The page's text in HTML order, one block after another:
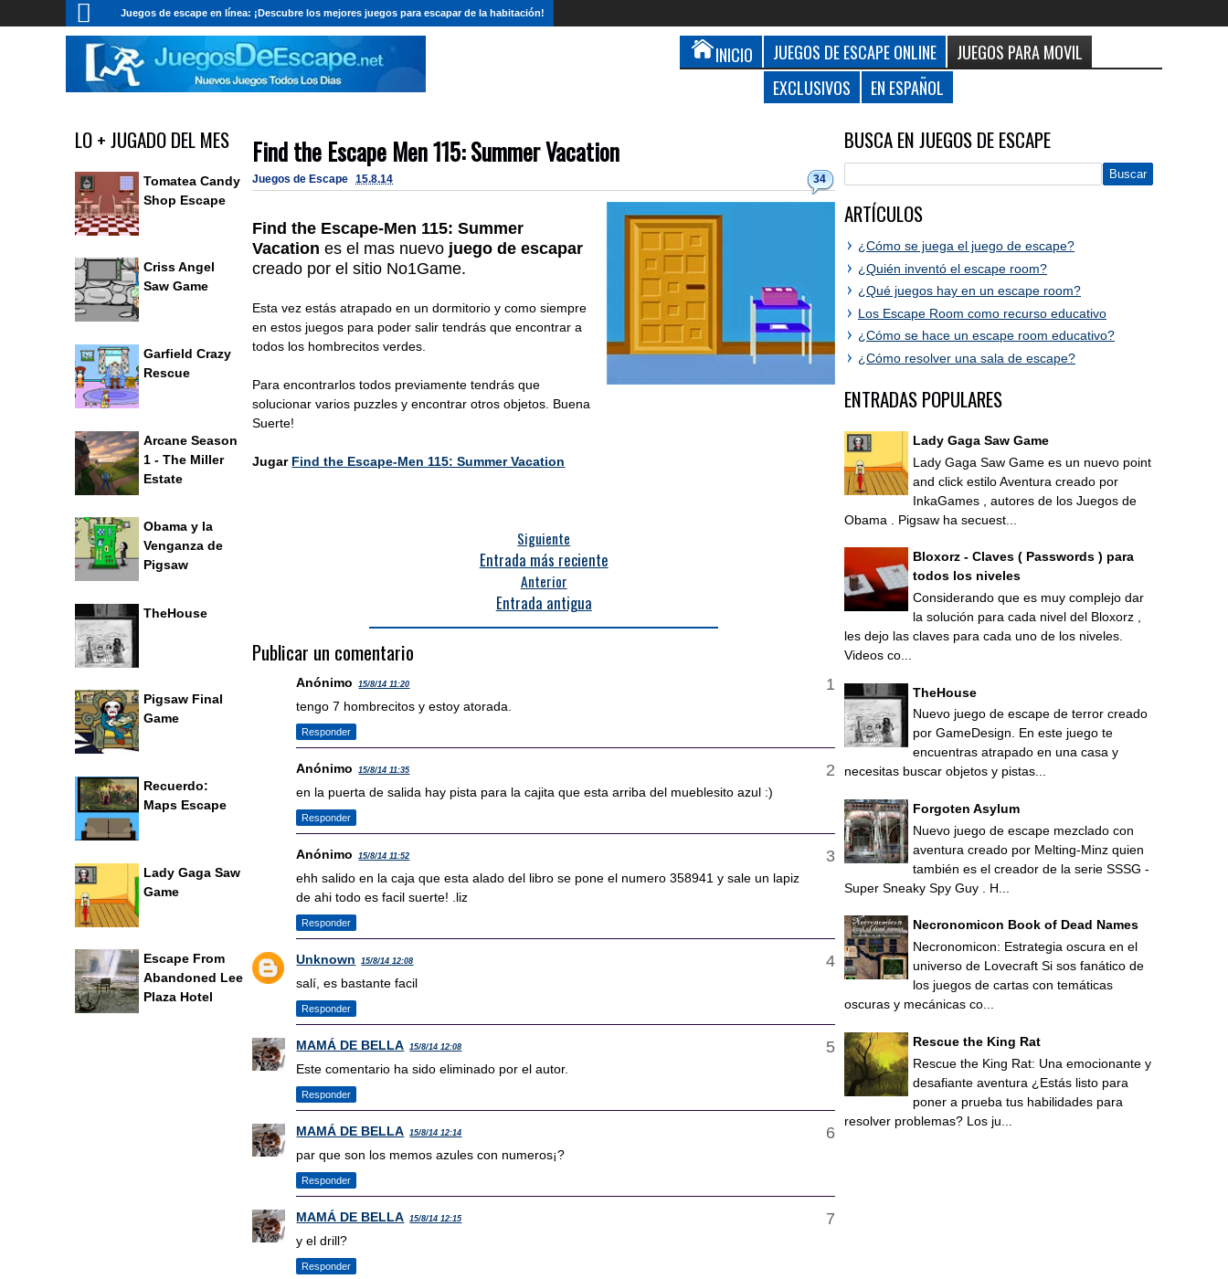
Juegos de escape en línea: ¡Descubre los mejores juegos para escapar de la habitación!
INICIO JUEGOS DE ESCAPE ONLINE
JUEGOS PARA MOVIL
EXCLUSIVOS
EN ESPAÑOL
Find the Escape Men 115: Summer Vacation
34
Juegos de Escape 15.8.14
Find the Escape-Men 115: Summer
Vacation es el mas nuevo juego de escapar
creado por el sitio No1Game.
Esta vez estás atrapado en un dormitorio y como siempre
en estos juegos para poder salir tendrás que encontrar a
todos los hombrecitos verdes.
Para encontrarlos todos previamente tendrás que
solucionar varios puzzles y encontrar otros objetos. Buena
Suerte!
Jugar Find the Escape-Men 115: Summer Vacation
Siguiente
Entrada más reciente
Anterior
Entrada antigua
Publicar un comentario
Anónimo 15/8/14 11:20
tengo 7 hombrecitos y estoy atorada.
Responder
Anónimo 15/8/14 11:35
en la puerta de salida hay pista para la cajita que esta arriba del mueblesito azul :)
Responder
Anónimo 15/8/14 11:52
ehh salido en la caja que esta alado del libro se pone el numero 358941 y sale un lapiz
de ahi todo es facil suerte! .liz
Responder
Unknown 15/8/14 12:08
salí, es bastante facil
Responder
MAMÁ DE BELLA 15/8/14 12:08
Este comentario ha sido eliminado por el autor.
Responder
MAMÁ DE BELLA 15/8/14 12:14
par que son los memos azules con numeros¡?
Responder
MAMÁ DE BELLA 15/8/14 12:15
y el drill?
Responder
LO + JUGADO DEL MES
Tomatea Candy
Shop Escape
Criss Angel
Saw Game
Garfield Crazy
Rescue
Arcane Season
1 - The Miller
Estate
Obama y la
Venganza de
Pigsaw
TheHouse
Pigsaw Final
Game
Recuerdo:
Maps Escape
Lady Gaga Saw
Game
Escape From
Abandoned Lee
Plaza Hotel
BUSCA EN JUEGOS DE ESCAPE
ARTÍCULOS
¿Cómo se juega el juego de escape?
¿Quién inventó el escape room?
¿Qué juegos hay en un escape room?
Los Escape Room como recurso educativo
¿Cómo se hace un escape room educativo?
¿Cómo resolver una sala de escape?
ENTRADAS POPULARES
Lady Gaga Saw Game
Lady Gaga Saw Game es un nuevo point
and click estilo Aventura creado por
InkaGames , autores de los Juegos de
Obama . Pigsaw ha secuest...
Bloxorz - Claves ( Passwords ) para
todos los niveles
Considerando que es muy complejo dar
la solución para cada nivel del Bloxorz ,
les dejo las claves para cada uno de los niveles.
Videos co...
TheHouse
Nuevo juego de escape de terror creado
por GameDesign. En este juego te
encuentras atrapado en una casa y
necesitas buscar objetos y pistas...
Forgoten Asylum
Nuevo juego de escape mezclado con
aventura creado por Melting-Minz quien
también es el creador de la serie SSSG -
Super Sneaky Spy Guy . H...
Necronomicon Book of Dead Names
Necronomicon: Estrategia oscura en el
universo de Lovecraft Si sos fanático de
los juegos de cartas con temáticas
oscuras y mecánicas co...
Rescue the King Rat
Rescue the King Rat: Una emocionante y
desafiante aventura ¿Estás listo para
poner a prueba tus habilidades para
resolver problemas? Los ju...